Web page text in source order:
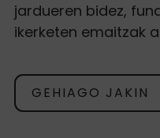
jardueren bidez,
ikerketen emaitzak
GEHIAGO JAKIN